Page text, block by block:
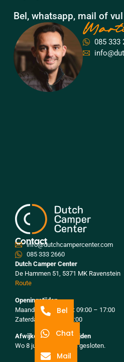
Bel, whatsapp, mail of
085 333
Contact
info@dutchcampercenter.com
085 333 2660
Dutch Camper Center
De Hammen 51, 5371 MK Ravenstein
Route
Openingstijden
Maandag t/m vrijdag: 09:00 – 17:00
Zaterdag: 10:00 – 14:00
Afwijkende openingstijden
Wo 8 juli t/m Za 25 juli gesloten.
Bel
Chat
Mail